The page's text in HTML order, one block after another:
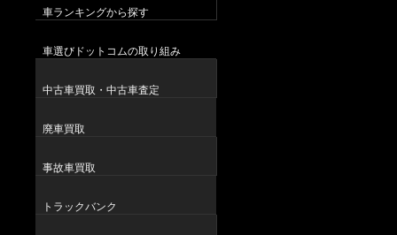
車ランキングから探す
車選びドットコムの取り組み
中古車買取・中古車査定
廃車買取
事故車買取
トラックバンク